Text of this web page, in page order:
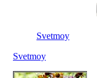
Svetmoy
Svetmoy